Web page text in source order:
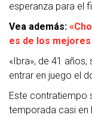
esperanza para el
Vea además:
es de los
«Ibra», de 41
entrar en juego el
Este contratiempo
temporada casi en